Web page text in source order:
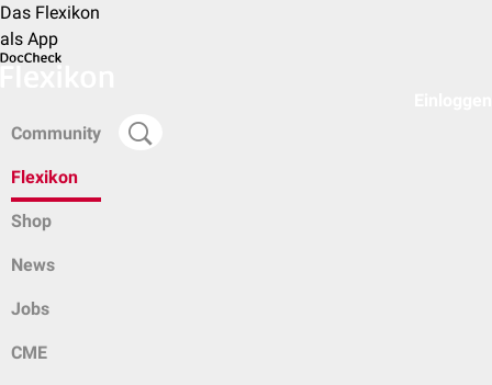
Das Flexikon
als App
Community
Flexikon
Shop
News
Jobs
CME